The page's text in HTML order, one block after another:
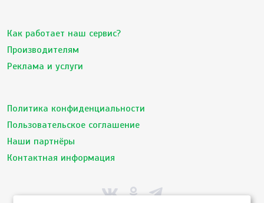
Как работает наш сервис?
Производителям
Реклама и услуги
Политика конфиденциальности
Пользовательское соглашение
Наши партнёры
Контактная информация